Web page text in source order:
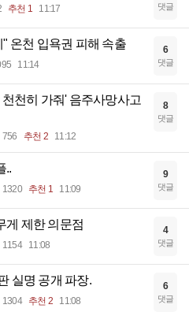
추천 1 11:17 댓글
온천 입욕권 피해 속출
11:14
6
댓글
천히 가줘' 음주사망사고
756 추천 2 11:12
8
댓글
..
1320 추천 1 11:09
9
댓글
게 제한 의문점
1154 11:08
4
댓글
실명 공개 파장.
1304 추천 2 11:08
6
댓글